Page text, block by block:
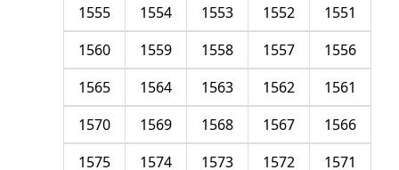
1551
1552
1553
1554
1555
1556
1557
1558
1559
1560
1561
1562
1563
1564
1565
1566
1567
1568
1569
1570
1571
1572
1573
1574
1575